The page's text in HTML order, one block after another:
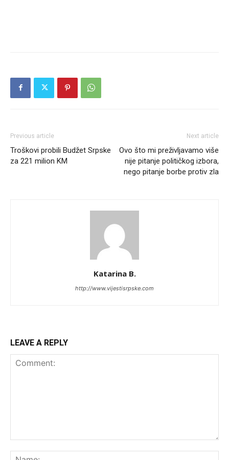
Previous article
Troškovi probili Budžet Srpske
za 221 milion KM
Next article
Ovo što mi preživljavamo više
nije pitanje političkog izbora,
nego pitanje borbe protiv zla
Katarina B.
http://www.vijestisrpske.com
LEAVE A REPLY